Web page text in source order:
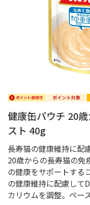
健康缶パウチ 20
スト 40g
長寿猫の健康維持に配
20歳からの長寿猫の免
の健康をサポートする
の健康維持に配慮して
カリウムを調整。ペー